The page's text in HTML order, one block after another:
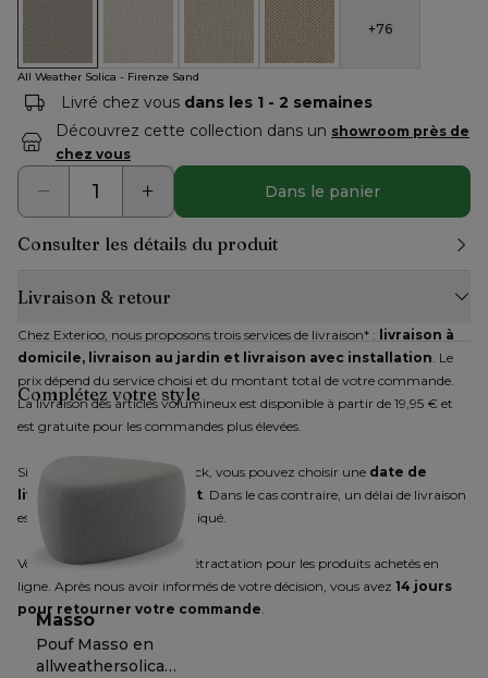
All Weather Solica - Firenze Sand
All Weather Cosytica - Althea Off White
All Weather Cosytica - Althea Chalk
All Weather Cosytica - Althea
+76
All Weather Solica - Firenze Sand
Livré chez vous dans les 1 - 2 semaines
Découvrez cette collection dans un showroom près de
chez vous
Dans le panier
Consulter les détails du produit
Livraison & retour
Chez Exterioo, nous proposons trois services de livraison* : livraison à
domicile, livraison au jardin et livraison avec installation. Le
prix dépend du service choisi et du montant total de votre commande.
La livraison des articles volumineux est disponible à partir de 19,95 € et
est gratuite pour les commandes plus élevées.
Si tous les articles sont en stock, vous pouvez choisir une date de
livraison immédiatement. Dans le cas contraire, un délai de livraison
estimatif vous sera communiqué.
Vous disposez d'un droit de rétractation pour les produits achetés en
ligne. Après nous avoir informés de votre décision, vous avez 14 jours
pour retourner votre commande.
Complétez votre style
Masso
Pouf Masso en
allweathersolica